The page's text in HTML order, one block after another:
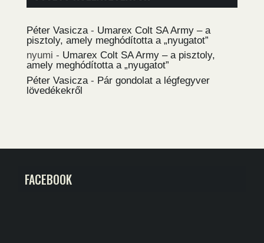
Péter Vasicza - Umarex Colt SA Army – a
pisztoly, amely meghódította a „nyugatot”
nyumi - Umarex Colt SA Army – a pisztoly,
amely meghódította a „nyugatot”
Péter Vasicza - Pár gondolat a légfegyver
lövedékekről
FACEBOOK